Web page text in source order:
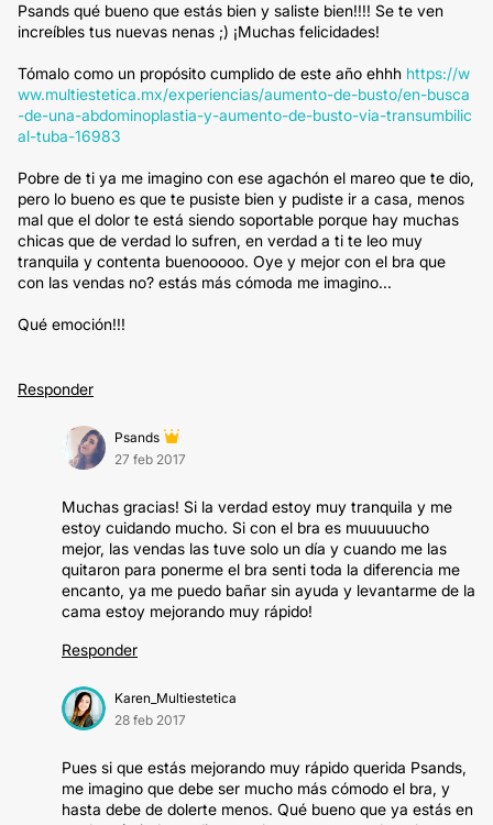
Psands qué bueno que estás bien y saliste bien!!!! Se te ven
increíbles tus nuevas nenas ;) ¡Muchas felicidades!
Tómalo como un propósito cumplido de este año ehhh https://w
ww.multiestetica.mx/experiencias/aumento-de-busto/en-busca
-de-una-abdominoplastia-y-aumento-de-busto-via-transumbilic
al-tuba-16983
Pobre de ti ya me imagino con ese agachón el mareo que te dio,
pero lo bueno es que te pusiste bien y pudiste ir a casa, menos
mal que el dolor te está siendo soportable porque hay muchas
chicas que de verdad lo sufren, en verdad a ti te leo muy
tranquila y contenta buenooooo. Oye y mejor con el bra que
con las vendas no? estás más cómoda me imagino...
Qué emoción!!!
Responder
Psands
27 feb 2017
Muchas gracias! Si la verdad estoy muy tranquila y me
estoy cuidando mucho. Si con el bra es muuuuucho
mejor, las vendas las tuve solo un día y cuando me las
quitaron para ponerme el bra senti toda la diferencia me
encanto, ya me puedo bañar sin ayuda y levantarme de la
cama estoy mejorando muy rápido!
Responder
Karen_Multiestetica
28 feb 2017
Pues si que estás mejorando muy rápido querida Psands,
me imagino que debe ser mucho más cómodo el bra, y
hasta debe de dolerte menos. Qué bueno que ya estás en